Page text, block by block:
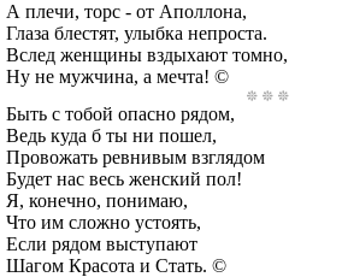
А плечи, торс - от Аполлона,
Глаза блестят, улыбка непроста.
Вслед женщины вздыхают томно,
Ну не мужчина, а мечта! ©
Быть с тобой опасно рядом,
Ведь куда б ты ни пошел,
Провожать ревнивым взглядом
Будет нас весь женский пол!
Я, конечно, понимаю,
Что им сложно устоять,
Если рядом выступают
Шагом Красота и Стать. ©